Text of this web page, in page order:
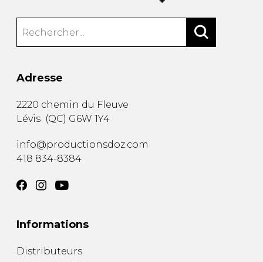
Adresse
2220 chemin du Fleuve
Lévis (QC) G6W 1Y4
info@productionsdoz.com
418 834-8384
Informations
Distributeurs